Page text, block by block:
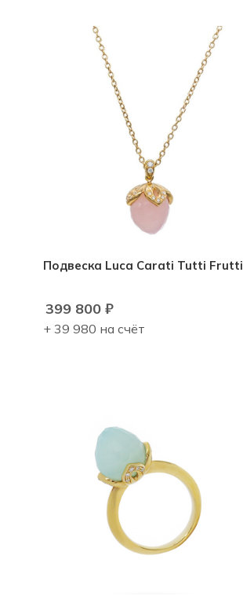
Подвеска Luca Carati Tutti Frutti
399 800 ₽
+ 39 980 на счёт